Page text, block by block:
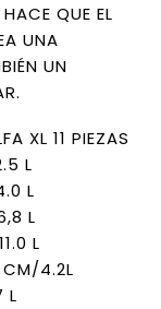
QUE EL
UNA
UN
XL 11 PIEZAS
L
L
L
L
CM/4.2L
L